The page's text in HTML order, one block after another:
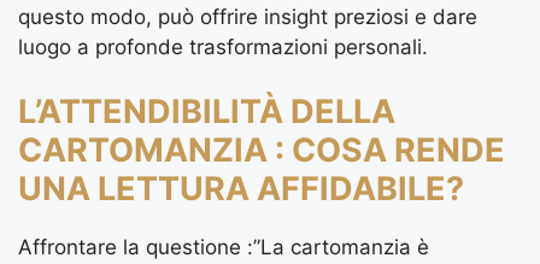
questo modo, può offrire insight preziosi e dare
luogo a profonde trasformazioni personali.
L’ATTENDIBILITÀ DELLA
CARTOMANZIA : COSA RENDE
UNA LETTURA AFFIDABILE?
Affrontare la questione :”La cartomanzia è